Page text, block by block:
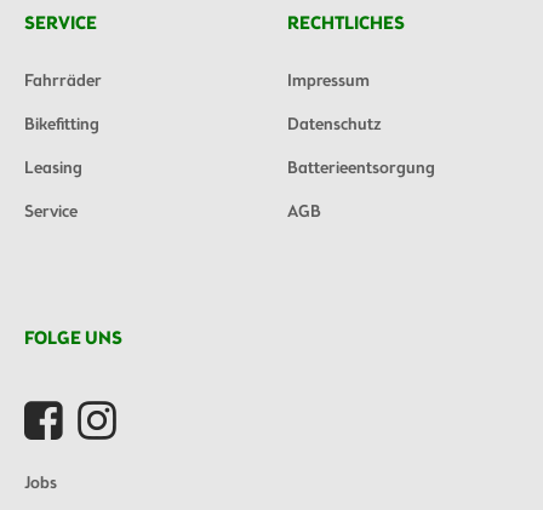
SERVICE
Fahrräder
Bikefitting
Leasing
Service
RECHTLICHES
Impressum
Datenschutz
Batterieentsorgung
AGB
FOLGE UNS
Jobs